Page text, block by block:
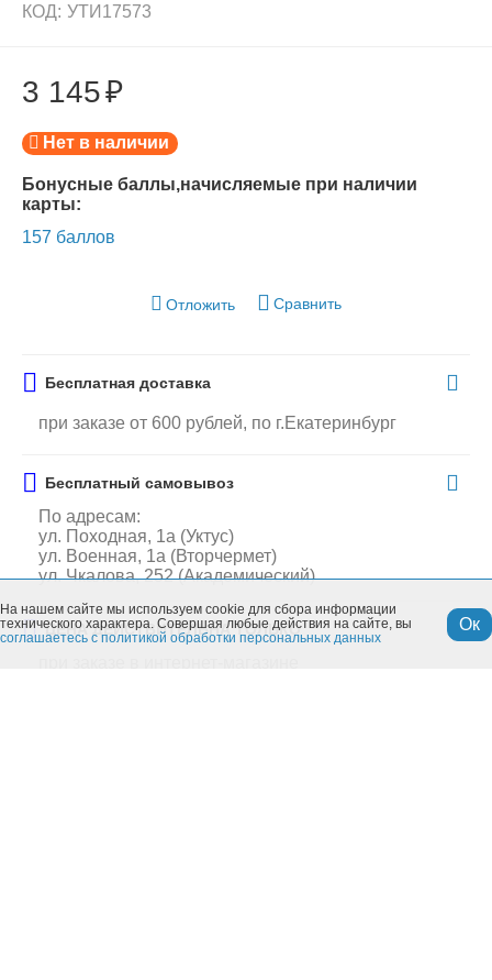
КОД: УТИ17573
3 145₽
Нет в наличии
Бонусные баллы,начисляемые при наличии
карты:
157 баллов
Отложить Сравнить
Бесплатная доставка
при заказе от 600 рублей, по г.Екатеринбург
Бесплатный самовывоз
По адресам:
ул. Походная, 1а (Уктус)
ул. Военная, 1а (Вторчермет)
ул. Чкалова, 252 (Академический)
ЦЕНА ДЕЙСТВИТЕЛЬНА ТОЛЬКО
На нашем сайте мы используем cookie для сбора информации
технического характера. Совершая любые действия на сайте, вы
соглашаетесь с политикой обработки персональных данных
Ок